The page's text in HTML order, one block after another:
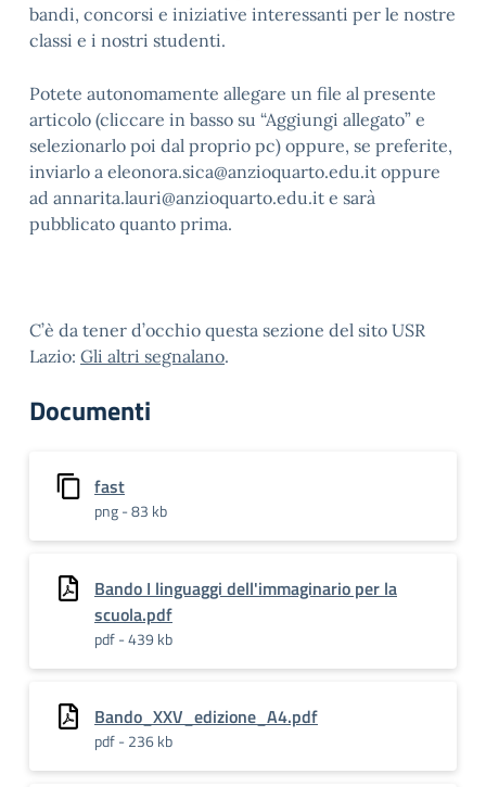
bandi, concorsi e iniziative interessanti per le nostre
classi e i nostri studenti.
Potete autonomamente allegare un file al presente
articolo (cliccare in basso su “Aggiungi allegato” e
selezionarlo poi dal proprio pc) oppure, se preferite,
inviarlo a eleonora.sica@anzioquarto.edu.it oppure
ad annarita.lauri@anzioquarto.edu.it e sarà
pubblicato quanto prima.
C’è da tener d’occhio questa sezione del sito USR
Lazio: Gli altri segnalano.
Documenti
fast
png - 83 kb
Bando I linguaggi dell'immaginario per la
scuola.pdf
pdf - 439 kb
Bando_XXV_edizione_A4.pdf
pdf - 236 kb